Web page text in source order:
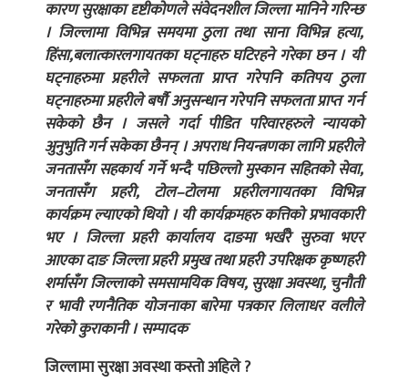
कारण सुरक्षाका दृष्टीकोणले संवेदनशील जिल्ला मानिने गरिन्छ
। जिल्लामा विभिन्न समयमा ठुला तथा साना विभिन्न हत्या,
हिंसा,बलात्कारलगायतका घट्नाहरु घटिरहने गरेका छन । यी
घट्नाहरुमा प्रहरीले सफलता प्राप्त गरेपनि कतिपय ठुला
घट्नाहरुमा प्रहरीले बर्षौ अनुसन्धान गरेपनि सफलता प्राप्त गर्न
सकेको छैन । जसले गर्दा पीडित परिवारहरुले न्यायको
अुनुभुति गर्न सकेका छैनन् । अपराध नियन्त्रणका लागि प्रहरीले
जनतासँग सहकार्य गर्ने भन्दै पछिल्लो मुस्कान सहितको सेवा,
जनतासँग प्रहरी, टोल–टोलमा प्रहरीलगायतका विभिन्न
कार्यक्रम ल्याएको थियो । यी कार्यक्रमहरु कत्तिको प्रभावकारी
भए । जिल्ला प्रहरी कार्यालय दाङमा भर्खरै सुरुवा भएर
आएका दाङ जिल्ला प्रहरी प्रमुख तथा प्रहरी उपरिक्षक कृष्णहरी
शर्मासँग जिल्लाको समसामयिक विषय, सुरक्षा अवस्था, चुनौती
र भावी रणनैतिक योजनाका बारेमा पत्रकार लिलाधर वलीले
गरेको कुराकानी । सम्पादक
जिल्लामा सुरक्षा अवस्था कस्तो अहिले ?